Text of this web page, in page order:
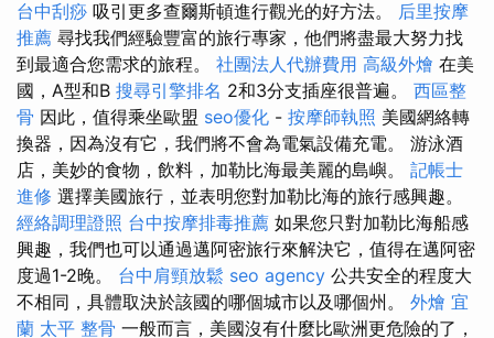
台中刮痧 吸引更多查爾斯頓進行觀光的好方法。 后里按摩
推薦 尋找我們經驗豐富的旅行專家，他們將盡最大努力找
到最適合您需求的旅程。 社團法人代辦費用 高級外燴 在美
國，A型和B 搜尋引擎排名 2和3分支插座很普遍。 西區整
骨 因此，值得乘坐歐盟 seo優化 - 按摩師執照 美國網絡轉
換器，因為沒有它，我們將不會為電氣設備充電。 游泳酒
店，美妙的食物，飲料，加勒比海最美麗的島嶼。 記帳士
進修 選擇美國旅行，並表明您對加勒比海的旅行感興趣。
經絡調理證照 台中按摩排毒推薦 如果您只對加勒比海船感
興趣，我們也可以通過邁阿密旅行來解決它，值得在邁阿密
度過1-2晚。 台中肩頸放鬆 seo agency 公共安全的程度大
不相同，具體取決於該國的哪個城市以及哪個州。 外燴 宜
蘭 太平 整骨 一般而言，美國沒有什麼比歐洲更危險的了，